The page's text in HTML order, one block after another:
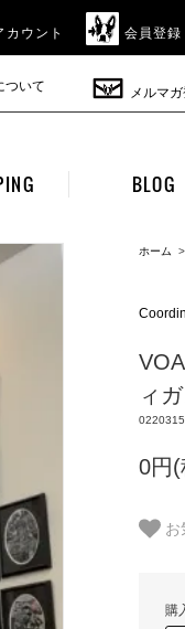
カウント 会員登録
ついて メルマ
BLOG
ホーム >
ィ
0円(
お
購